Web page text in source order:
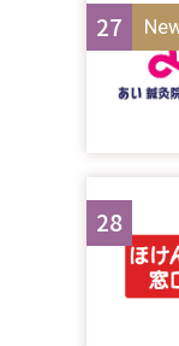
27
28